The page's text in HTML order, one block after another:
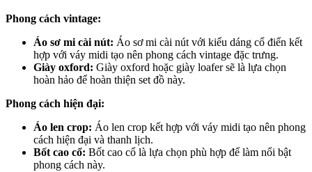
Phong cách vintage:
Áo sơ mi cài nút: Áo sơ mi cài nút với kiểu dáng cổ điển kết
hợp với váy midi tạo nên phong cách vintage đặc trưng.
Giày oxford: Giày oxford hoặc giày loafer sẽ là lựa chọn
hoàn hảo để hoàn thiện set đồ này.
Phong cách hiện đại:
Áo len crop: Áo len crop kết hợp với váy midi tạo nên phong
cách hiện đại và thanh lịch.
Bốt cao cổ: Bốt cao cổ là lựa chọn phù hợp để làm nổi bật
phong cách này.